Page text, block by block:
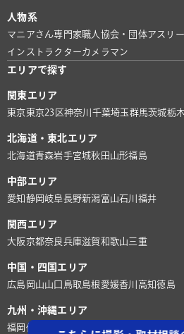
人物系
マニアさん専門家 職人 協会・団体アスリ
インストラクターカメラマン
エリアで探す
関東エリア
東京 東京23区神奈川 千葉埼玉群馬茨城栃
北海道・東北エリア
北海道青森岩手宮城秋田 山形福島
中部エリア
愛知 静岡 岐阜長野新潟富山石川 福井
関西エリア
大阪京都奈良兵庫滋賀和歌山 三重
中国・四国エリア
広島 岡山山口 鳥取島根 愛媛香川 高知徳島
九州・沖縄エリア
福岡 佐賀